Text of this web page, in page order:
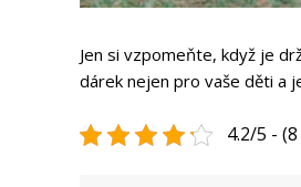
Jen si vzpomeňte, když je
dárek nejen pro vaše děti a
4.2/5 -